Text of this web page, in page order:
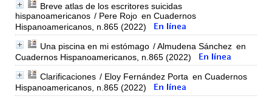
Breve atlas de los escritores suicidas
hispanoamericanos / Pere Rojo en Cuadernos
Hispanoamericanos, n.865 (2022)
Una piscina en mi estómago / Almudena Sánchez en
Cuadernos Hispanoamericanos, n.865 (2022)
Clarificaciones / Eloy Fernández Porta en Cuadernos
Hispanoamericanos, n.865 (2022)